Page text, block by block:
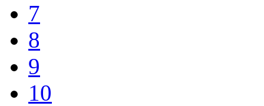
7
8
9
10